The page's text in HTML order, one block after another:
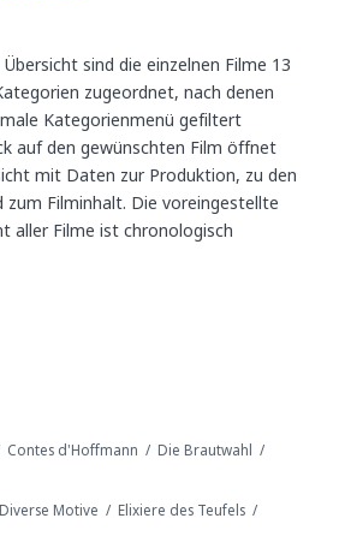
sind die einzelnen Filme 13
zugeordnet, nach denen
Kategorienmenü gefiltert
auf den gewünschten Film öffnet
mit Daten zur Produktion, zu den
zum Filminhalt. Die voreingestellte
aller Filme ist chronologisch
Contes d'Hoffmann / Die Brautwahl /
Diverse Motive / Elixiere des Teufels /